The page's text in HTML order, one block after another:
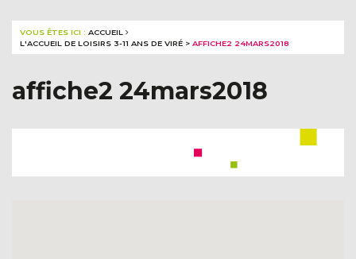
VOUS ÊTES ICI : ACCUEIL
L'ACCUEIL DE LOISIRS 3-11 ANS DE VIRÉ > AFFICHE2 24MARS2018
affiche2 24mars2018